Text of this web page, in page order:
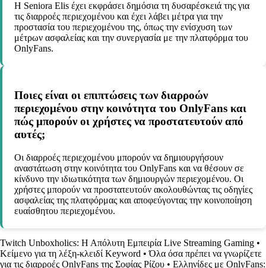
Η Seniora Elis έχει εκφράσει δημόσια τη δυσαρέσκειά της για
τις διαρροές περιεχομένου και έχει λάβει μέτρα για την
προστασία του περιεχομένου της, όπως την ενίσχυση των
μέτρων ασφαλείας και την συνεργασία με την πλατφόρμα του
OnlyFans.
Ποιες είναι οι επιπτώσεις των διαρροών
περιεχομένου στην κοινότητα του OnlyFans και
πώς μπορούν οι χρήστες να προστατευτούν από
αυτές;
Οι διαρροές περιεχομένου μπορούν να δημιουργήσουν
αναστάτωση στην κοινότητα του OnlyFans και να θέσουν σε
κίνδυνο την ιδιωτικότητα των δημιουργών περιεχομένου. Οι
χρήστες μπορούν να προστατευτούν ακολουθώντας τις οδηγίες
ασφαλείας της πλατφόρμας και αποφεύγοντας την κοινοποίηση
ευαίσθητου περιεχομένου.
Twitch Unboxholics: Η Απόλυτη Εμπειρία Live Streaming Gaming •
Κείμενο για τη λέξη-κλειδί Keyword •Όλα όσα πρέπει να γνωρίζετε
για τις διαρροές OnlyFans της Σοφίας Ρίζου • Ελληνίδες με OnlyFans: